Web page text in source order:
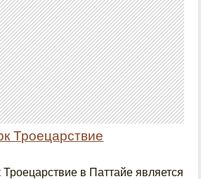
Троецарствие
в Паттайе является